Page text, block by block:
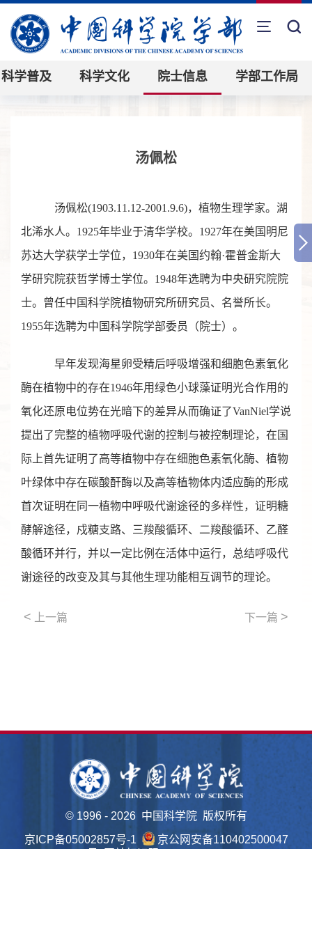
科学普及 科学文化 院士信息 学部工作局
汤佩松
汤佩松(1903.11.12-2001.9.6)，植物生理学家。湖
北浠水人。1925年毕业于清华学校。1927年在美国明尼
苏达大学获学士学位，1930年在美国约翰·霍普金斯大
学研究院获哲学博士学位。1948年选聘为中央研究院院
士。曾任中国科学院植物研究所研究员、名誉所长。
1955年选聘为中国科学院学部委员（院士）。
早年发现海星卵受精后呼吸增强和细胞色素氧化
酶在植物中的存在1946年用绿色小球藻证明光合作用的
氧化还原电位势在光暗下的差异从而确证了VanNiel学说
提出了完整的植物呼吸代谢的控制与被控制理论，在国
际上首先证明了高等植物中存在细胞色素氧化酶、植物
叶绿体中存在碳酸酐酶以及高等植物体内适应酶的形成
首次证明在同一植物中呼吸代谢途径的多样性，证明糖
酵解途径，戍糖支路、三羧酸循环、二羧酸循环、乙醛
酸循环并行，并以一定比例在活体中运行，总结呼吸代
谢途径的改变及其与其他生理功能相互调节的理论。
< 上一篇 下一篇 >
© 1996 - 2026 中国科学院 版权所有
京ICP备05002857号-1
京公网安备110402500047